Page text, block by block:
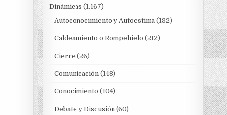
Dinámicas (1.167)
Autoconocimiento y Autoestima(182)
Caldeamiento o Rompehielo (212)
Cierre (26)
Comunicación(148)
Conocimiento (104)
Debate y Discusión(60)